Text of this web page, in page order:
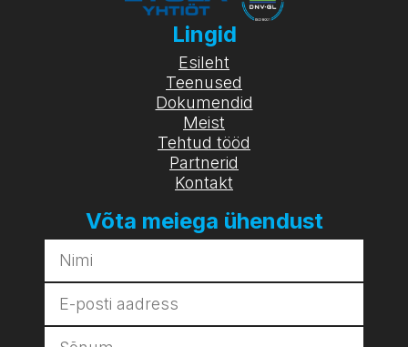
Lingid
Esileht
Teenused
Dokumendid
Meist
Tehtud tööd
Partnerid
Kontakt
Võta meiega ühendust